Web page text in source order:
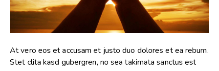
At vero eos et accusam et justo duo dolores et ea rebum.
Stet clita kasd gubergren, no sea takimata sanctus est